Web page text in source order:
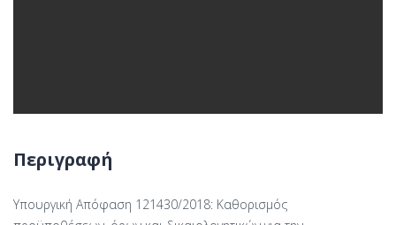
Περιγραφή
Υπουργική Απόφαση 121430/2018: Καθορισμός